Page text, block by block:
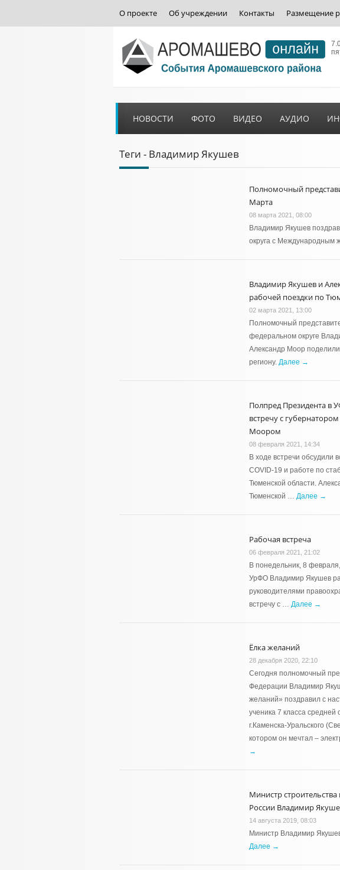
О проекте Об учреждении Контакты Размещение
НОВОСТИ ФОТО ВИДЕО АУДИО
Теги - Владимир Якушев
Полномочный
Марта
08 марта 2021, 08:00
Владимир Якушев
округа с Международным
Владимир Якушев и
рабочей поездки по
02 марта 2021, 13:00
Полномочный
федеральном округе
Александр Моор
региону. Далее →
Полпред Президента в
встречу с
Моором
08 февраля 2021, 14:34
В ходе встречи обсудили
COVID-19 и работе по
Тюменской области.
Тюменской … Далее →
Рабочая встреча
06 февраля 2021, 21:02
В понедельник, 8
УрФО Владимир Якушев
руководителями
встречу с … Далее →
Ёлка желаний
28 декабря 2020, 22:10
Сегодня полномочный
Федерации Владимир
желаний» поздравил с
ученика 7 класса
г.Каменска-Уральского
котором он мечтал –
→
Министр
России Владимир
14 августа 2019, 08:03
Министр Владимир
Далее →